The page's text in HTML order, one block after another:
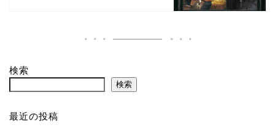
検索
検索
最近の投稿